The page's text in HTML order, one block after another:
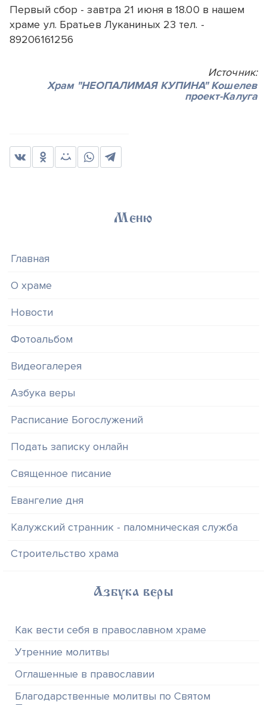
Первый сбор - завтра 21 июня в 18.00 в нашем
храме ул. Братьев Луканиных 23 тел. -
89206161256
Источник:
Храм "НЕОПАЛИМАЯ КУПИНА" Кошелев
проект-Калуга
Меню
Главная
О храме
Новости
Фотоальбом
Видеогалерея
Азбука веры
Расписание Богослужений
Подать записку онлайн
Священное писание
Евангелие дня
Калужский странник - паломническая служба
Строительство храма
Азбука веры
Как вести себя в православном храме
Утренние молитвы
Оглашенные в православии
Благодарственные молитвы по Святом